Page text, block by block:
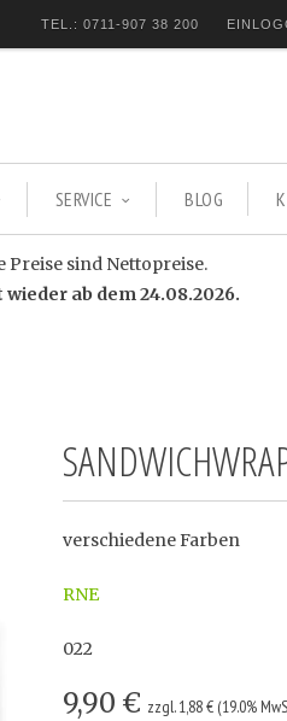
TEL.: 0711-907 38 200
SERVICE BLOG
Preise sind Nettopreise.
ab dem 24.08.2026.
verschiedene Farben
RNE
022
9,90 € zzgl. 1,88 € (19.0%